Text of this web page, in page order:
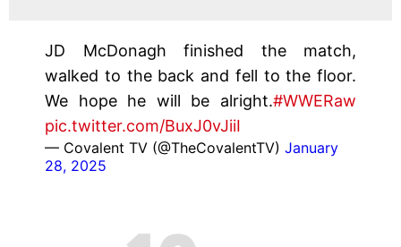
JD McDonagh finished the match,
walked to the back and fell to the floor.
We hope he will be alright.#WWERaw
pic.twitter.com/BuxJ0vJiiI
— Covalent TV (@TheCovalentTV) January
28, 2025